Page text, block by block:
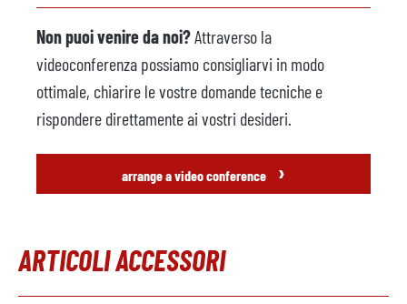
Produttore
Modello
Sistema di controllo
Anno
Modello
Non puoi venire da noi?Attraverso la
videoconferenza possiamo consigliarvi in modo
ottimale, chiarire le vostre domande tecniche e
rispondere direttamente ai vostri desideri.
arrange a video conference ›
ARTICOLI ACCESSORI